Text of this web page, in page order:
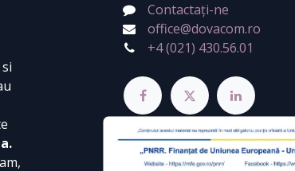
Contactați-ne
office@dovacom.ro
+4 (021) 430.56.01